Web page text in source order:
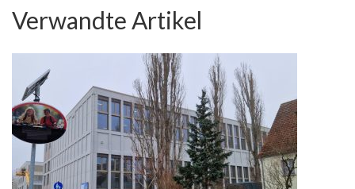
Verwandte Artikel